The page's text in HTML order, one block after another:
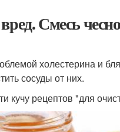
Смесь
холестерина и
сосуды от них.
кучу рецептов "для